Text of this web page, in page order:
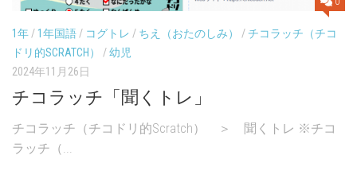
1年 / 1年国語 / コグトレ / ちえ（おたのしみ） /チコラッチ（チコ
ドリ的SCRATCH）
/幼児
2024年11月26日
チコラッチ「聞くトレ」
チコラッチ（チコドリ的Scratch） ＞ 聞くトレ ※チコ
ラッチ（...